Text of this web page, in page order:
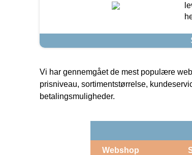
Vi har gennemgået de mest populære
prisniveau, sortimentstørrelse,
betalingsmuligheder.
Webshop